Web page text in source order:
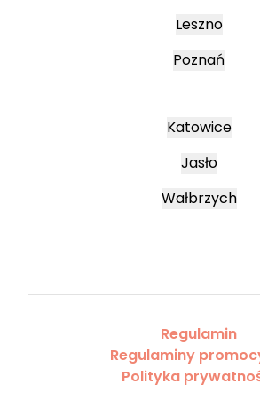
Leszno
Poznań
Katowice
Jasło
Wałbrzych
Regulamin
Regulaminy
Polityka